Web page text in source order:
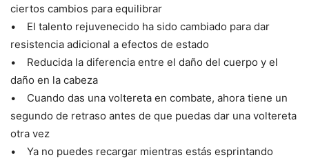
ciertos cambios para equilibrar
• El talento rejuvenecido ha sido cambiado para dar
resistencia adicional a efectos de estado
• Reducida la diferencia entre el daño del cuerpo y el
daño en la cabeza
• Cuando das una voltereta en combate, ahora tiene un
segundo de retraso antes de que puedas dar una voltereta
otra vez
• Ya no puedes recargar mientras estás esprintando